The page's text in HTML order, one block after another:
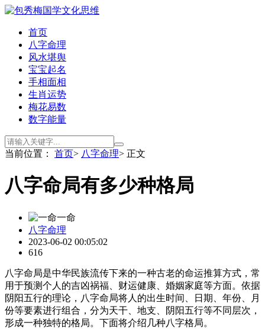
首页
八字命理
风水堪舆
宝宝起名
手相面相
生肖运势
梅花易数
数字能量
当前位置： 首页> 八字命理> 正文
八字命局有多少种格局
一命
八字命理
2023-06-02 00:05:02
616
八字命局是中华民族流传下来的一种古老的命运推算方式，常
用于预测个人的吉凶祸福、财运健康、婚姻家庭等方面。依据
阴阳五行的理论，八字命局将人的出生时间、日期、年份、月
份等要素进行组合，分为天干、地支、阴阳五行等不同层次，
形成一种独特的格局。下面将介绍几种八字格局。